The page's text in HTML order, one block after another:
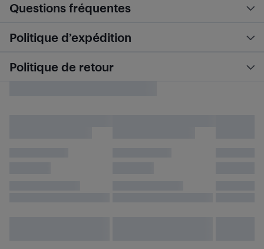
Questions fréquentes
Politique d’expédition
Politique de retour